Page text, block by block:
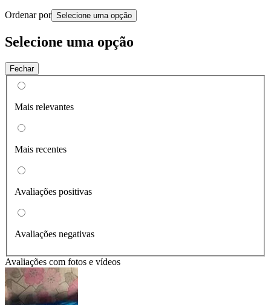
Ordenar por Selecione uma opção
Selecione uma opção
Fechar
Mais relevantes
Mais recentes
Avaliações positivas
Avaliações negativas
Avaliações com fotos e vídeos